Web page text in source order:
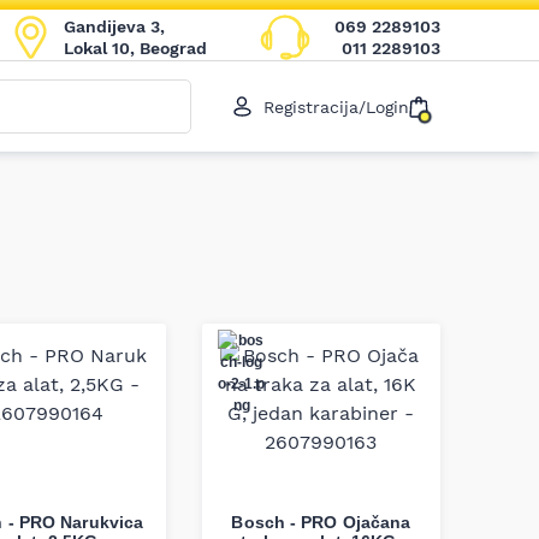
Gandijeva 3,
Lokal 10, Beograd
069 2289103
011 2289103
Registracija/Login
- PRO Narukvica
Bosch - PRO Ojačana